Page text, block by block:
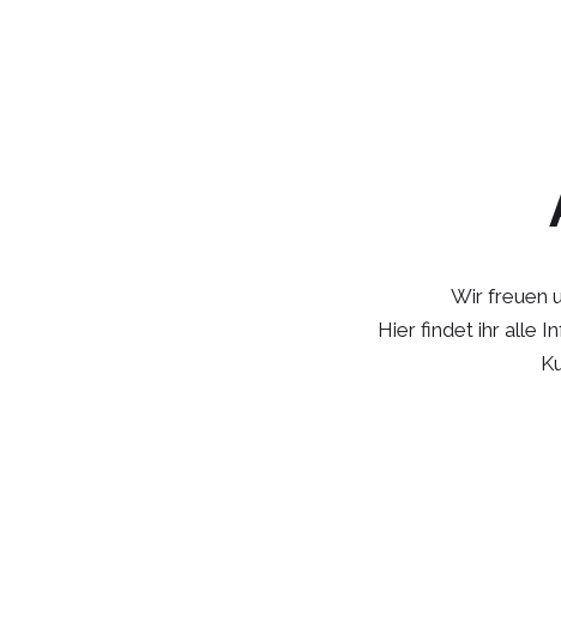
Wir freuen
Hier findet ihr alle